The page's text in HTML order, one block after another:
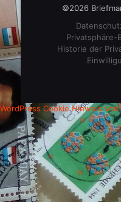
©2026
Privatsphäre-
Historie der
WordPress Cookie Hinweis von